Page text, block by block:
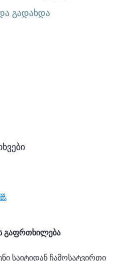
გადახდა
გაფრთხილება
საიტიდან ჩამოსატვირთი